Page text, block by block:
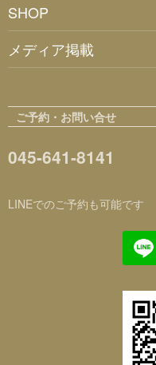
SHOP
メディア掲載
ご予約・お問い合せ
045-641-8141
LINEでのご予約も可能です